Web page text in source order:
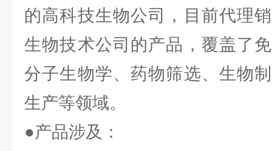
的高科技生物公司，目前代理
生物技术公司的产品，覆盖了
分子生物学、药物筛选、生物
生产等领域。
●产品涉及：